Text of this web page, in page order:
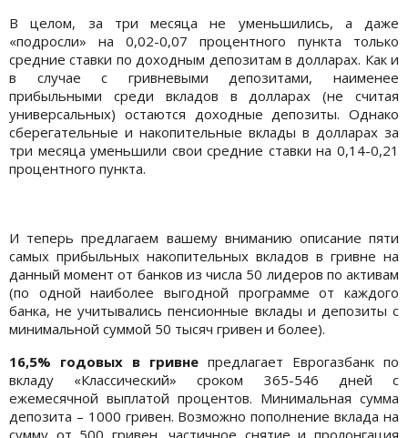
В целом, за три месяца не уменьшились, а даже
«подросли» на 0,02-0,07 процентного пункта только
средние ставки по доходным депозитам в долларах. Как и
в случае с гривневыми депозитами, наименее
прибыльными среди вкладов в долларах (не считая
универсальных) остаются доходные депозиты. Однако
сберегательные и накопительные вклады в долларах за
три месяца уменьшили свои средние ставки на 0,14-0,21
процентного пункта.
И теперь предлагаем вашему вниманию описание пяти
самых прибыльных накопительных вкладов в гривне на
данный момент от банков из числа 50 лидеров по активам
(по одной наиболее выгодной программе от каждого
банка, не учитывались пенсионные вклады и депозиты с
минимальной суммой 50 тысяч гривен и более).
16,5% годовых в гривне предлагает Еврогазбанк по
вкладу «Классический» сроком 365-546 дней с
ежемесячной выплатой процентов. Минимальная сумма
депозита – 1000 гривен. Возможно пополнение вклада на
сумму от 500 гривен, частичное снятие и пролонгация